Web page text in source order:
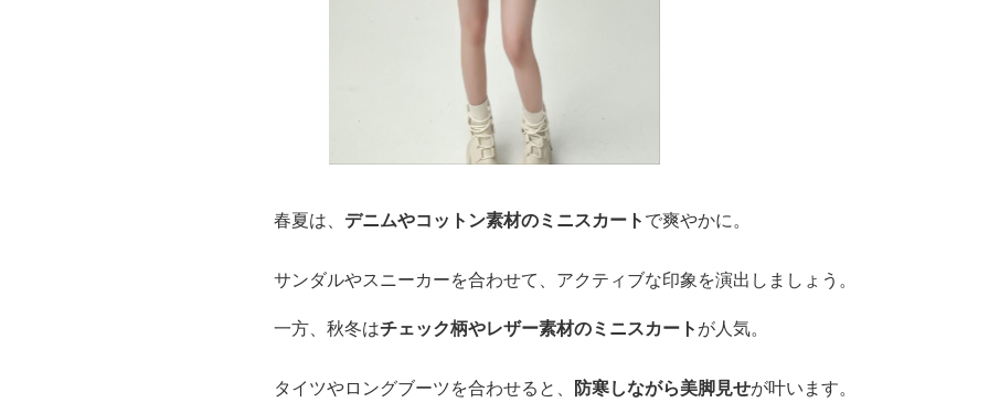
春夏は、 デニムやコットン素材のミニスカートで爽やかに。
サンダルやスニーカーを合わせて、アクティブな印象を演出しましょう。
一方、秋冬はチェック柄やレザー素材のミニスカートが人気。
タイツやロングブーツを合わせると、 防寒しながら美脚見せが叶います。